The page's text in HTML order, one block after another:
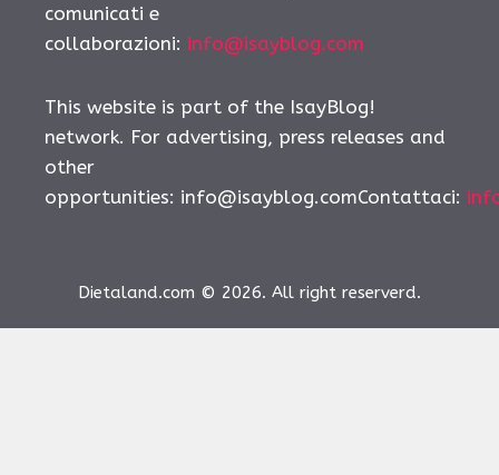
comunicati e
collaborazioni: info@isayblog.com
This website is part of the IsayBlog!
network. For advertising, press releases and
other
opportunities: info@isayblog.comContattaci:
Dietaland.com © 2026. All right reserverd.